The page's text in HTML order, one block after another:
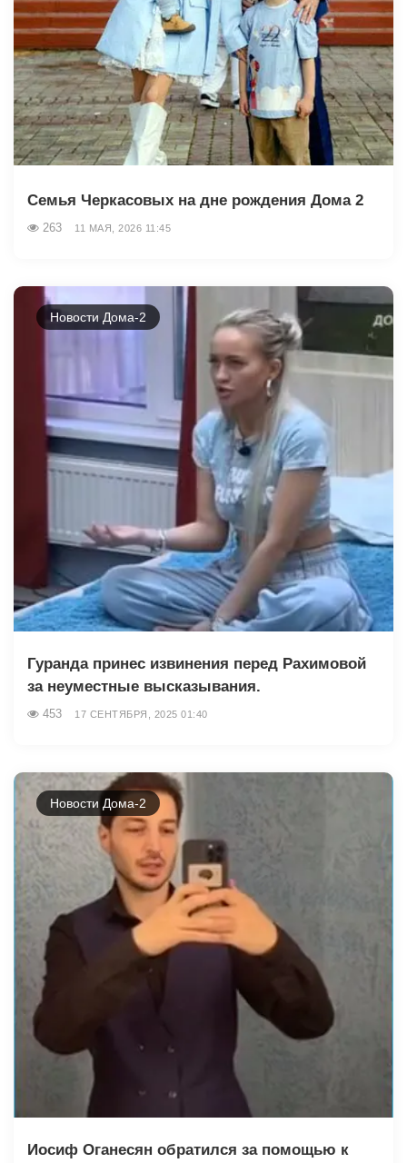
Семья Черкасовых на дне рождения Дома 2
263 11 МАЯ, 2026 11:45
Новости Дома-2
Гуранда принес извинения перед Рахимовой
за неуместные высказывания.
453 17 СЕНТЯБРЯ, 2025 01:40
Новости Дома-2
Иосиф Оганесян обратился за помощью к